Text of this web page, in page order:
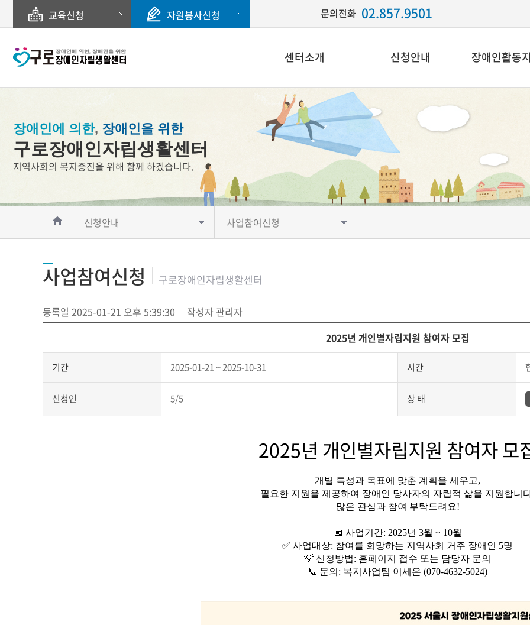
교육신청 자원봉사신청 문의전화 02.857.9501
센터소개 신청안내 장애인활동
장애인에 의한, 장애인을 위한
구로장애인자립생활센터
지역사회의 복지증진을 위해 함께 하겠습니다.
신청안내 사업참여신청
사업참여신청 구로장애인자립생활센터
등록일 2025-01-21 오후 5:39:30
작성자 관리자
2025년 개인별자립지원 참여자 모집
기간 2025-01-21 ~ 2025-10-31 시간
신청인 5/5 상 태
2025년 개인별자립지원 참여자 모
개별 특성과 목표에 맞춘 계획을 세우고,
필요한 지원을 제공하여 장애인 당사자의 자립적 삶을 지원합니
많은 관심과 참여 부탁드려요!
📅 사업기간: 2025년 3월 ~ 10월
✅ 사업대상: 참여를 희망하는 지역사회 거주 장애인 5명
💡 신청방법: 홈페이지 접수 또는 담당자 문의
📞 문의: 복지사업팀 이세은 (070-4632-5024)